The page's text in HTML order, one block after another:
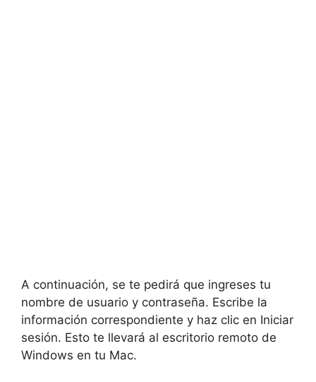
A continuación, se te pedirá que ingreses tu
nombre de usuario y contraseña. Escribe la
información correspondiente y haz clic en Iniciar
sesión. Esto te llevará al escritorio remoto de
Windows en tu Mac.